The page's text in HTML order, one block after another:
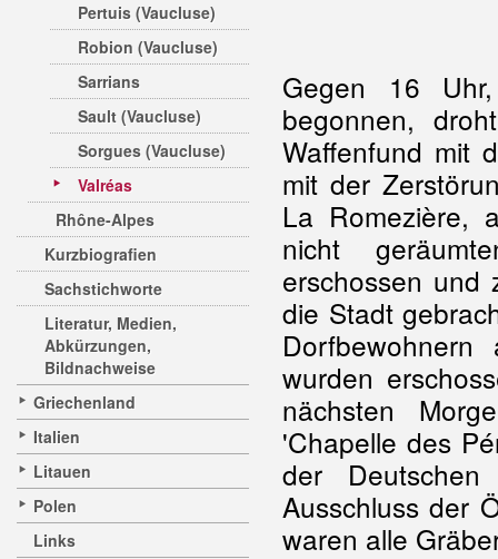
Pertuis (Vaucluse)
Robion (Vaucluse)
Sarrians
Sault (Vaucluse)
Sorgues (Vaucluse)
Valréas
Rhône-Alpes
Kurzbiografien
Sachstichworte
Literatur, Medien,
Abkürzungen,
Bildnachweise
Griechenland
Italien
Litauen
Polen
Links
Gegen 16
begonnen,
Waffenfund mit
mit der
La Romezière,
nicht
erschossen und
die Stadt
wurden
nächsten
'Chapelle des
der
Ausschluss der
waren alle